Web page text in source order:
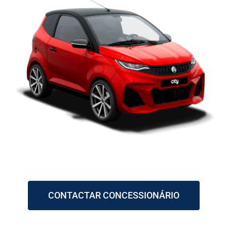
CONTACTAR CONCESSIONÁRIO